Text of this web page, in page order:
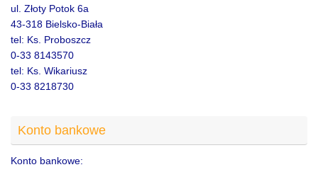
ul. Złoty Potok 6a
43-318 Bielsko-Biała
tel: Ks. Proboszcz
0-33 8143570
tel: Ks. Wikariusz
0-33 8218730
Konto bankowe
Konto bankowe: